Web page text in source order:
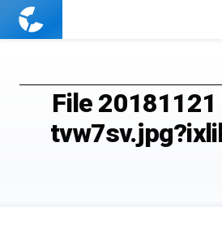
Cuaderno
File